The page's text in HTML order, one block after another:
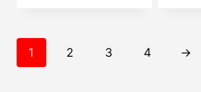
1 2 3 4 →